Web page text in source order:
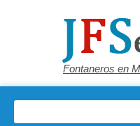
Fontaneros en